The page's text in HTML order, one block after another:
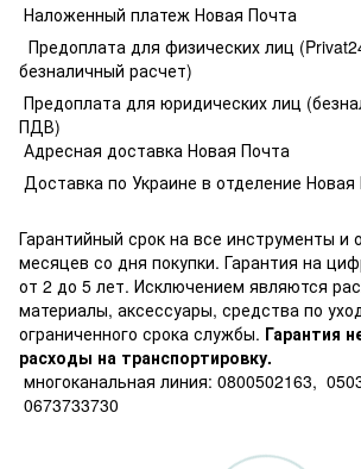
Наложенный платеж Новая Почта
Предоплата для физических лиц
безналичный расчет)
Предоплата для юридических лиц
ПДВ)
Адресная доставка Новая Почта
Доставка по Украине в отделение Новая
Гарантийный срок на все инструменты и
месяцев со дня покупки. Гарантия на
от 2 до 5 лет. Исключением являются
материалы, аксессуары, средства по
ограниченного срока службы. Гарантия
расходы на транспортировку.
многоканальная линия: 0800502163,
0673733730